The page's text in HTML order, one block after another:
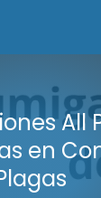
All
en